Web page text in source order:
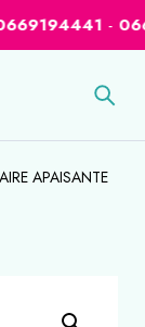
-
APAISANTE